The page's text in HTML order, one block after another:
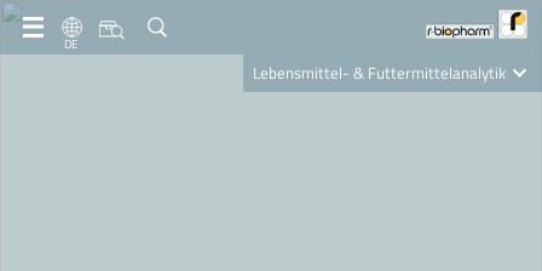
DE
Lebensmittel- & Futtermittelanalytik